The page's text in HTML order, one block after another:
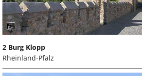
2 Burg Klopp
Rheinland-Pfalz